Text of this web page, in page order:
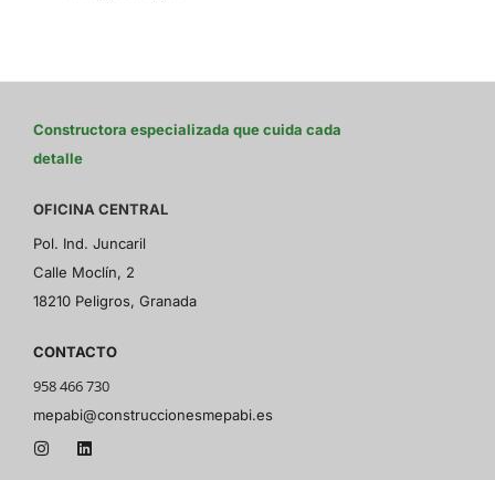
Constructora especializada que cuida cada
detalle
OFICINA CENTRAL
Pol. Ind. Juncaril
Calle Moclín, 2
18210 Peligros, Granada
CONTACTO
958 466 730
mepabi@construccionesmepabi.es